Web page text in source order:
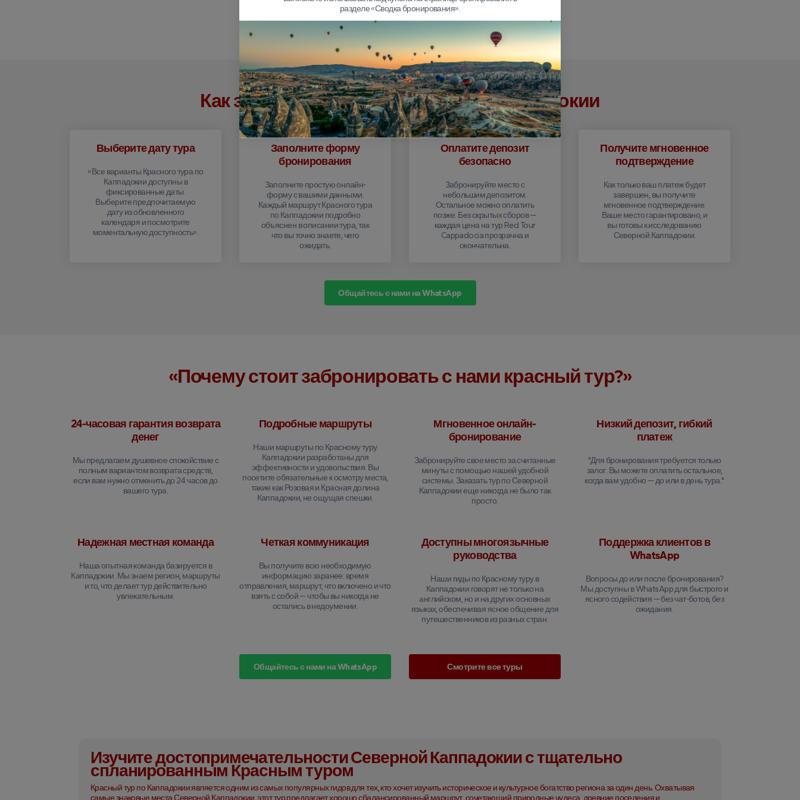
Как забронировать тур Red Tour в Каппадокии
Выберите дату тура
«Все варианты Красного тура по
Каппадокии доступны в
фиксированные даты.
Выберите предпочитаемую
дату из обновленного
календаря и посмотрите
моментальную доступность».
Заполните форму
бронирования
Заполните простую онлайн-
форму с вашими данными.
Каждый маршрут Красного тура
по Каппадокии подробно
объяснен в описании тура, так
что вы точно знаете, чего
ожидать.
Оплатите депозит
безопасно
Забронируйте место с
небольшим депозитом.
Остальное можно оплатить
позже. Без скрытых сборов —
каждая цена на тур Red Tour
Cappadocia прозрачна и
окончательна.
Получите мгновенное
подтверждение
Как только ваш платеж будет
завершен, вы получите
мгновенное подтверждение.
Ваше место гарантировано, и
вы готовы к исследованию
Северной Каппадокии.
Общайтесь с нами на WhatsApp
«Почему стоит забронировать с нами красный тур?»
24-часовая гарантия возврата
денег
Мы предлагаем душевное спокойствие с
полным вариантом возврата средств,
если вам нужно отменить до 24 часов до
вашего тура.
Подробные маршруты
Наши маршруты по Красному туру
Каппадокии разработаны для
эффективности и удовольствия. Вы
посетите обязательные к осмотру места,
такие как Розовая и Красная долина
Каппадокии, не ощущая спешки.
Мгновенное онлайн-
бронирование
Забронируйте свое место за считанные
минуты с помощью нашей удобной
системы. Заказать тур по Северной
Каппадокии еще никогда не было так
просто.
Низкий депозит, гибкий
платеж
"Для бронирования требуется только
залог. Вы можете оплатить остальное,
когда вам удобно — до или в день тура."
Надежная местная команда
Наша опытная команда базируется в
Каппадокии. Мы знаем регион, маршруты
и то, что делает тур действительно
увлекательным.
Четкая коммуникация
Вы получите всю необходимую
информацию заранее: время
отправления, маршрут, что включено и что
взять с собой — чтобы вы никогда не
остались в недоумении.
Доступны многоязычные
руководства
Наши гиды по Красному туру в
Каппадокии говорят не только на
английском, но и на других основных
языках, обеспечивая ясное общение для
путешественников из разных стран.
Поддержка клиентов в
WhatsApp
Вопросы до или после бронирования?
Мы доступны в WhatsApp для быстрого и
ясного содействия — без чат-ботов, без
ожидания.
Общайтесь с нами на WhatsApp Смотрите все туры
Изучите достопримечательности Северной Каппадокии с тщательно
спланированным Красным туром
Красный тур по Каппадокии является одним из самых популярных гидов для тех, кто хочет изучить историческое и культурное богатство региона за один день. Охватывая
самые знаковые места Северной Каппадокии, этот тур предлагает хорошо сбалансированный маршрут, сочетающий природные чудеса, древние поселения и
разделе «Сводка бронирования».